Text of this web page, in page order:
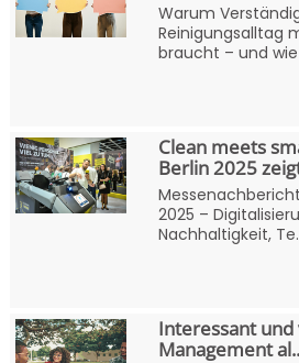
Warum
Reinigungsalltag
braucht – und wie
Clean meets
Berlin 2025
2025 –
Nachhaltigkeit,
Interessant und
Management